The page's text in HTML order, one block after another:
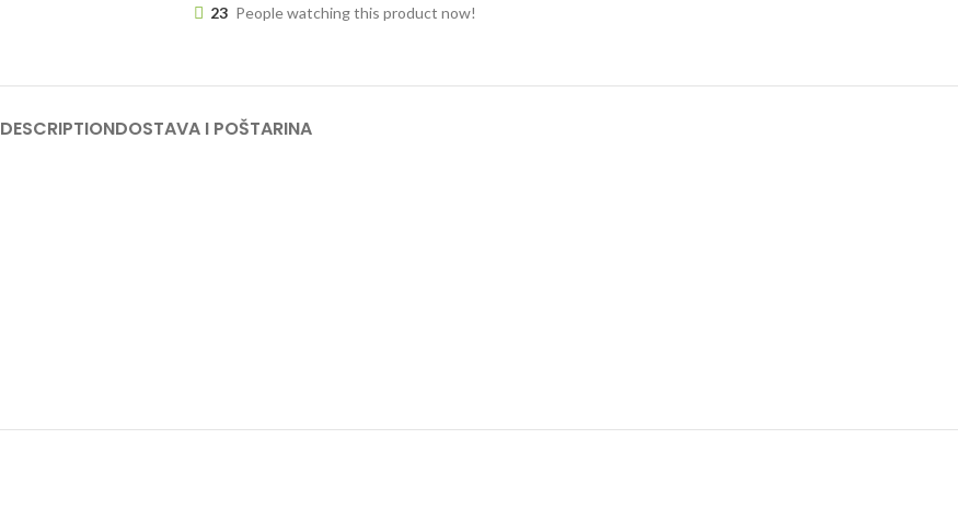
23 People watching this product now!
DESCRIPTIONDOSTAVA I POŠTARINA